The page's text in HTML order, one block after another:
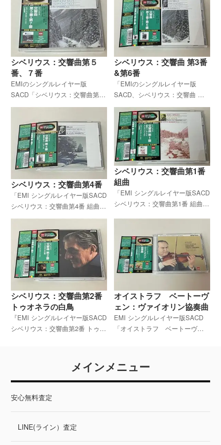
ーゼン」を高価買取致します。
未開封品、美品はより高価買取
しています。全国どちらからで
もお問合せ下さい。
高価買取しています。EMIのこの
シリーズは当店でも高価買取対
象商品となっています。全国ど
ちらからもで買取致します。
シベリウス：交響曲第５
番、７番
EMIのシングルレイヤー版
SACD「シベリウス：交響曲第５
番 変ホ長調作品８２、交響曲第
ン・バルビローリ指揮 ハレ管
弦楽団 の商品を高価買取致しま
す。全国どちらからでも買取致
します。一度、無料仮査定をお
試しください。
シベリウス：交響曲 第3番
&第6番
「EMIのシングルレイヤー版
SACD、シベリウス：交響曲 第3
番・第6番 ジョン・バルビロー
リ指揮 ハレ管弦楽団」を高価買
取致します。全国どちらからで
も買取致します。一度、無料仮
査定をお試しください。
シベリウス：交響曲第4番
「EMI シングルレイヤー版SACD
シベリウス：交響曲第4番 組曲
[恋人]/ロマンス ジョン・バルビ
ローリ ハレ管弦楽団』を高価買
取しています。全国どちらから
でも買取致します。一度、無料
仮査定をお試しください。
シベリウス：交響曲第1番
組曲
「EMI シングルレイヤー版SACD
シベリウス：交響曲第1番 組曲
団』を高価買取致します。全国
どちらからでも買取していま
す。一度、無料仮査定をお試し
ください。
シベリウス：交響曲第2番
トゥオネラの白鳥
『EMI シングルレイヤー版SACD
シベリウス：交響曲第2番 トゥオ
ています。全国どちらからでも
買取しています。一度、無料仮
査定をお試しください。
オイストラフ ベートーヴ
ェン：ヴァイオリン協奏曲
EMI シングルレイヤー版SACD
「オイストラフ ベートーヴェ
らからでも買取しています。一
度、無料仮査定をお試しくださ
い。
メインメニュー
安心無料査定
LINE(ライン）査定